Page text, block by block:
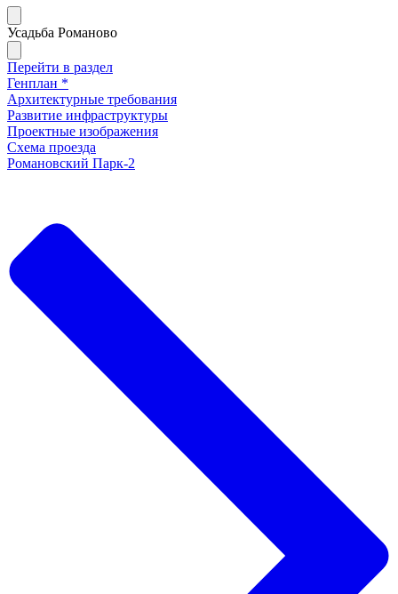
Усадьба Романово
Перейти в раздел
Генплан *
Архитектурные требования
Развитие инфраструктуры
Проектные изображения
Схема проезда
Романовский Парк-2